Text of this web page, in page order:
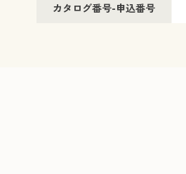
カタログ番号-申込番号